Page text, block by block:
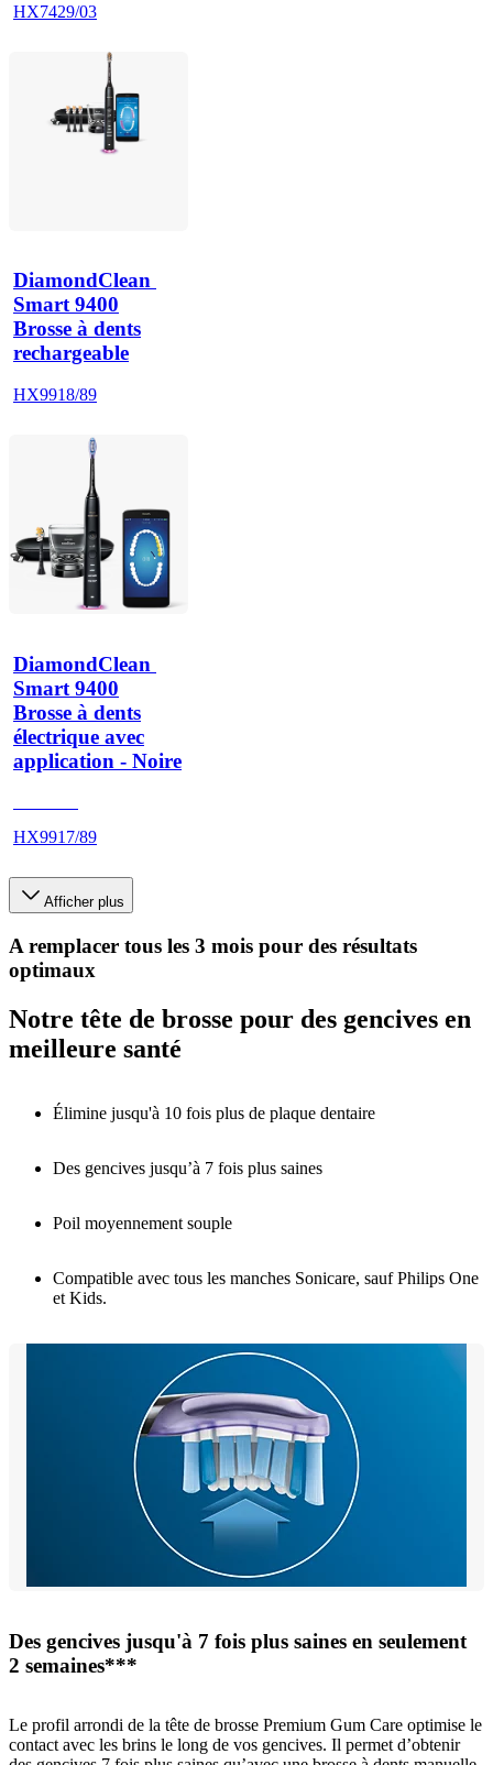
HX7429/03
DiamondClean
Smart 9400
Brosse à dents
rechargeable
HX9918/89
DiamondClean
Smart 9400
Brosse à dents
électrique avec
application - Noire
HX9917/89
Afficher plus
A remplacer tous les 3 mois pour des résultats
optimaux
Notre tête de brosse pour des gencives en
meilleure santé
Élimine jusqu'à 10 fois plus de plaque dentaire
Des gencives jusqu’à 7 fois plus saines
Poil moyennement souple
Compatible avec tous les manches Sonicare, sauf Philips One
et Kids.
Des gencives jusqu'à 7 fois plus saines en seulement
2 semaines***
Le profil arrondi de la tête de brosse Premium Gum Care optimise le
contact avec les brins le long de vos gencives. Il permet d’obtenir